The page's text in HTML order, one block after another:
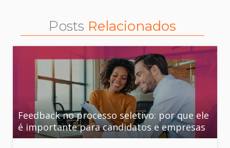
Posts Relacionados
Feedback no processo seletivo: por que ele
é importante para candidatos e empresas